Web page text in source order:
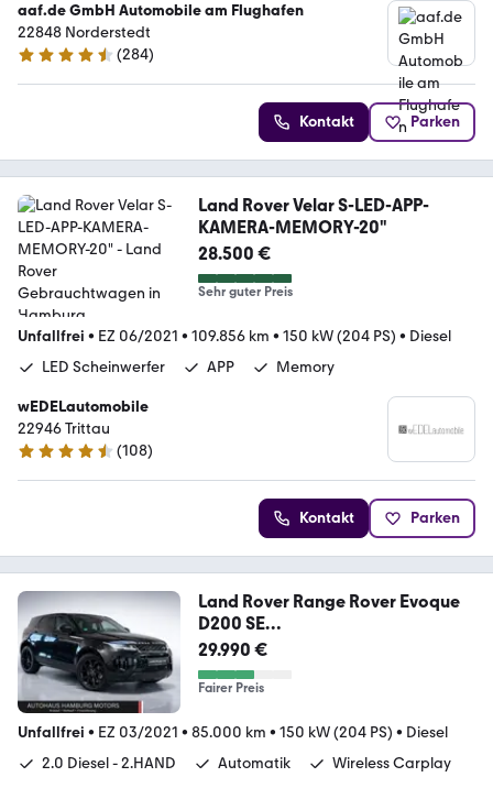
aaf.de GmbH Automobile am Flughafen
22848 Norderstedt
4.4 Sterne
(284)
Kontakt Parken
Land Rover Velar S-LED-APP-
KAMERA-MEMORY-20"
28.500 €
Sehr guter Preis
Unfallfrei • EZ 06/2021 • 109.856 km • 150 kW (204 PS) • Diesel
LED Scheinwerfer
APP Memory
wEDELautomobile
22946 Trittau
4.7 Sterne
(108)
Kontakt Parken
Land Rover Range Rover Evoque
D200 SE
AHK/LEDER/HUD/CARPLAY
29.990 €
Fairer Preis
Unfallfrei • EZ 03/2021 • 85.000 km • 150 kW (204 PS) • Diesel
2.0 Diesel - 2.HAND
Automatik Wireless Carplay